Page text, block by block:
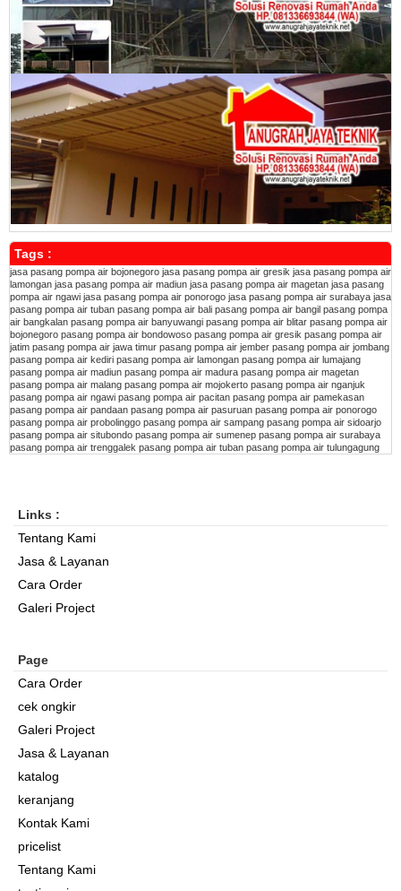
Tags :
jasa pasang pompa air bojonegoro jasa pasang pompa air gresik jasa pasang pompa air
lamongan jasa pasang pompa air madiun jasa pasang pompa air magetan jasa pasang
pompa air ngawi jasa pasang pompa air ponorogo jasa pasang pompa air surabaya jasa
pasang pompa air tuban pasang pompa air bali pasang pompa air bangil pasang pompa
air bangkalan pasang pompa air banyuwangi pasang pompa air blitar pasang pompa air
bojonegoro pasang pompa air bondowoso pasang pompa air gresik pasang pompa air
jatim pasang pompa air jawa timur pasang pompa air jember pasang pompa air jombang
pasang pompa air kediri pasang pompa air lamongan pasang pompa air lumajang
pasang pompa air madiun pasang pompa air madura pasang pompa air magetan
pasang pompa air malang pasang pompa air mojokerto pasang pompa air nganjuk
pasang pompa air ngawi pasang pompa air pacitan pasang pompa air pamekasan
pasang pompa air pandaan pasang pompa air pasuruan pasang pompa air ponorogo
pasang pompa air probolinggo pasang pompa air sampang pasang pompa air sidoarjo
pasang pompa air situbondo pasang pompa air sumenep pasang pompa air surabaya
pasang pompa air trenggalek pasang pompa air tuban pasang pompa air tulungagung
Links :
Tentang Kami
Jasa & Layanan
Cara Order
Galeri Project
Page
Cara Order
cek ongkir
Galeri Project
Jasa & Layanan
katalog
keranjang
Kontak Kami
pricelist
Tentang Kami